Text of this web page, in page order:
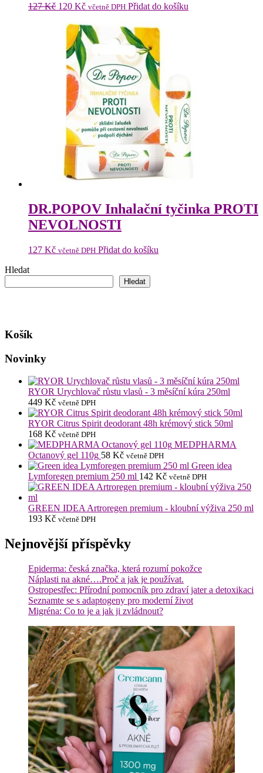
127Kč Původní
byla:
127 Kč.
120 KčAktuální
je:
120 Kč.
včetně DPH Přidat do košíku
DR.POPOV Inhalační tyčinka PROTI
NEVOLNOSTI
127 Kč včetně DPH Přidat do košíku
Hledat
Hledat
Košík
Novinky
RYOR Urychlovač růstu vlasů - 3 měsíční kúra 250ml
449 Kč včetně DPH
RYOR Citrus Spirit deodorant 48h krémový stick 50ml
168 Kč včetně DPH
MEDPHARMA
Octanový gel 110g 58 Kč včetně DPH
Green idea
Lymforegen premium 250 ml 142 Kč včetně DPH
GREEN IDEA Artroregen premium - kloubní výživa 250 ml
193 Kč včetně DPH
Nejnovější příspěvky
Epiderma: česká značka, která rozumí pokožce
Náplasti na akné….Proč a jak je používat.
Ostropestřec: Přírodní pomocník pro zdraví jater a detoxikaci
Seznamte se s adaptogeny pro moderní život
Migréna: Co to je a jak ji zvládnout?